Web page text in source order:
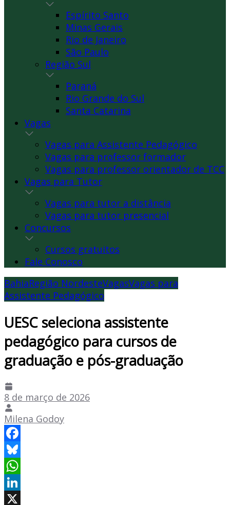
Espírito Santo
Minas Gerais
Rio de Janeiro
São Paulo
Região Sul
Paraná
Rio Grande do Sul
Santa Catarina
Vagas
Vagas para Assistente Pedagógico
Vagas para professor formador
Vagas para professor orientador de TCC
Vagas para Tutor
Vagas para tutor a distância
Vagas para tutor presencial
Concursos
Cursos gratuitos
Fale Conosco
BahiaRegião NordesteVagasVagas para
Assistente Pedagógico
UESC seleciona assistente
pedagógico para cursos de
graduação e pós-graduação
8 de março de 2026
Milena Godoy
Facebook
Bluesky
WhatsApp
LinkedIn